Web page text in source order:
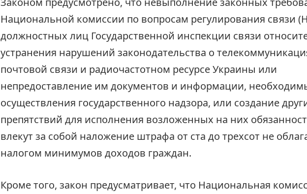
Национальной комиссии по вопросам регулирования связи
должностных лиц Государственной инспекции связи
устранения нарушений законодательства о
почтовой связи и радиочастотном ресурсе Украины или
непредоставление им документов и информации,
осуществления государственного надзора, или создание
препятствий для исполнения возложенных на них
влекут за собой наложение штрафа от ста до трехсот не
налогом минимумов доходов граждан.
Кроме того, закон предусматривает, что Национальная